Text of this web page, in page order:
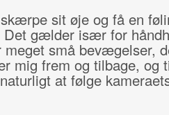
sit øje og få en
Det gælder især for
meget små bevægelser,
mig frem og tilbage, og
at følge